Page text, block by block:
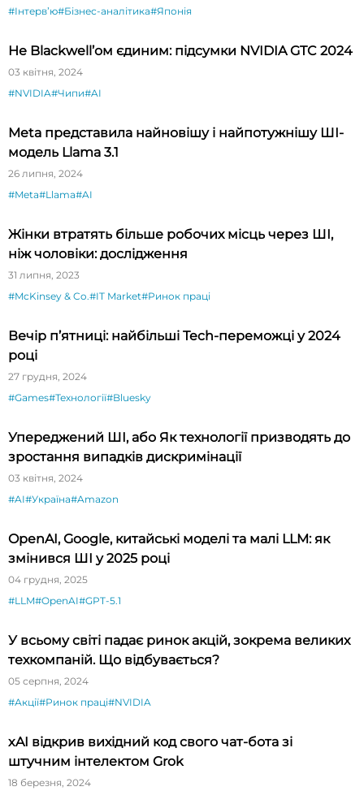
#Інтервʼю#Бізнес-аналітика#Японія
Не Blackwell’ом єдиним: підсумки NVIDIA GTC 2024
03 квітня, 2024
#NVIDIA#Чипи#AI
Meta представила найновішу і найпотужнішу ШІ-
модель Llama 3.1
26 липня, 2024
#Meta#Llama#AI
Жінки втратять більше робочих місць через ШІ,
ніж чоловіки: дослідження
31 липня, 2023
#McKinsey & Co.#IT Market#Ринок праці
Вечір п’ятниці: найбільші Tech-переможці у 2024
році
27 грудня, 2024
#Games#Технології#Bluesky
Упереджений ШІ, або Як технології призводять до
зростання випадків дискримінації
03 квітня, 2024
#AI#Україна#Amazon
OpenAI, Google, китайські моделі та малі LLM: як
змінився ШІ у 2025 році
04 грудня, 2025
#LLM#OpenAI#GPT-5.1
У всьому світі падає ринок акцій, зокрема великих
техкомпаній. Що відбувається?
05 серпня, 2024
#Акції#Ринок праці#NVIDIA
xAI відкрив вихідний код свого чат-бота зі
штучним інтелектом Grok
18 березня, 2024